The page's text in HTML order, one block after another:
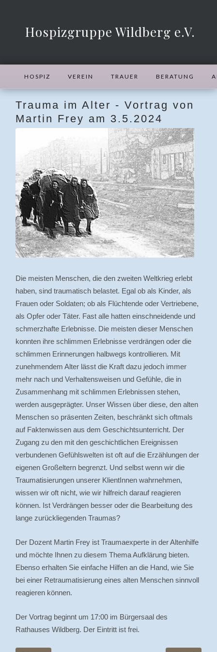
Hospizgruppe Wildberg e.V.
HOSPIZ VEREIN TRAUER BERATUNG
Trauma im Alter - Vortrag von
Martin Frey am 3.5.2024
Die meisten Menschen, die den zweiten Weltkrieg erlebt
haben, sind traumatisch belastet. Egal ob als Kinder, als
Frauen oder Soldaten; ob als Flüchtende oder Vertriebene,
als Opfer oder Täter. Fast alle hatten einschneidende und
schmerzhafte Erlebnisse. Die meisten dieser Menschen
konnten ihre schlimmen Erlebnisse verdrängen oder die
schlimmen Erinnerungen halbwegs kontrollieren. Mit
zunehmendem Alter lässt die Kraft dazu jedoch immer
mehr nach und Verhaltensweisen und Gefühle, die in
Zusammenhang mit schlimmen Erlebnissen stehen,
werden ausgeprägter. Unser Wissen über diese, den alten
Menschen so präsenten Zeiten, beschränkt sich oftmals
auf Faktenwissen aus dem Geschichtsunterricht. Der
Zugang zu den mit den geschichtlichen Ereignissen
verbundenen Gefühlswelten ist oft auf die Erzählungen der
eigenen Großeltern begrenzt. Und selbst wenn wir die
Traumatisierungen unserer KlientInnen wahrnehmen,
wissen wir oft nicht, wie wir hilfreich darauf reagieren
können. Ist Verdrängen besser oder die Bearbeitung des
lange zurückliegenden Traumas?
Der Dozent Martin Frey ist Traumaexperte in der Altenhilfe
und möchte Ihnen zu diesem Thema Aufklärung bieten.
Ebenso erhalten Sie einfache Hilfen an die Hand, wie Sie
bei einer Retraumatisierung eines alten Menschen sinnvoll
reagieren können.
Der Vortrag beginnt um 17:00 im Bürgersaal des
Rathauses Wildberg. Der Eintritt ist frei.